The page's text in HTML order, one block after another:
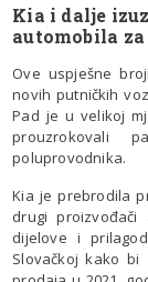
Kia i dalje
automobila za
Ove uspješne
novih putničkih
Pad je u velikoj
prouzrokovali
poluprovodnika.
Kia je prebrodila
drugi
dijelove i
Slovačkoj kako bi